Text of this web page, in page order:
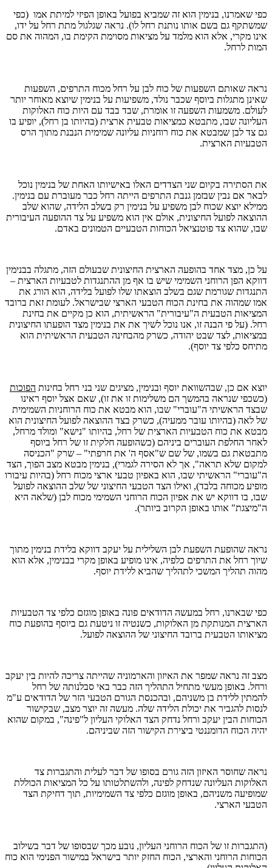
כפי שאמרנו, בנימין הוא זה שמביא בפועל באופן הפיזי למיתת אמו (כפי
שמשתקף גם בשם אותו נותנת רחל לו). נראה שגלגול מתת רחל על ידו,
אינו מקרי, אלא הוא מלמד על מציאות מסוימת הקימת בו, המהוה את סם
המות לרחל.
נראה שאותם השפעות של כוח לבן על רחל מכוח התרפים, השפעות
שאינן מתגלות ביוסף שכבר נולד, משפיעות על בנימין שיוצא מאוחר יותר
לעולם. משמעות השפעה זו אומרת, שבד בבד עם היות כוח האלוקות
העליונה שבו, מתבטא כמציאות טבעית ארצית (בהיותו בן רחל), יופיע בו
גם צד לבן שמבטא את כוח רוחניות עליונה שמימית הנבנת מתוך הרס
הטבעיות הארצית.
את הסתירה בקיום שני הצדדים האלו באישיותו האחת של בנימין נוכל
לבאר אם נבין שבזמן גנבת התרפים הייתה רחל כבר מעוברת עם בנימין.
ממילא יוצא שכוח לבן משפיע על בנימין רק בשלב הלידה, שהוא שלב
ההוצאה לפועל החיצונית, אולם אין הוא משפיע על צד ההופעה העיבורית
שבו, שהוא צד פוטנציאל הכוחות הטבעיים הטמונים באדם.
על כן, מצד אחד בהופעה הארצית החיצונית שבעולם הזה, מתגלה בבנימין
דווקא הפן הרוחני השמימי שיש בו אף מן ההתנגדות לטבעיות הארצית –
התנגדות שגורמת שגם בשלב הוצאתו שלו לפועל בלידה, הוא הורג את
אמו שמהוה את בחינת הכוח הטבעי הארצי שבישראל. לעומת זאת ברובד
המציאות הטבעית ה"עיבורית" הראשיתית, הוא כן מקיים את בחינת
רחל. (על פי הבנה זו, אנו נוכל לשיך את את בנימין מצד הופעתו החיצונית
במציאות, לצד שבט יהודה, כשרק מהבחינה הטבעית הראשיתית הוא
מתיחס כלפי צד יוסף).
יוצא אם כן, שבהשוואת יוסף ובנימין, מציגים שני בני רחל בחינות הפוכות
(כשכפי שנראה בהמשך הם משלימות זו את זו), שאם אצל יוסף ראינו
שבצד הראשיתי ה"עוברי" שבו, הוא מבטא את כוח הרוחניות השמימית
של לאה (בהיותו עובר ממעיה), כשרק בצד ההוצאה לפועל החיצונית הוא
מבטא את כוח הטבעיות הארצית של רחל, בהיותו "נישא" ומולד מרחל,
לאחר החלפת העוברים ביניהם (כשהופעה חלקית זו של רחל ביוסף
מתבטאת גם בשמו, של שם ש"אסף ה' את חרפתי" – שרק "הכניסה
למקום שלא תראה", אך לא הסירה לגמרי), בנימין מבטא מצב הפוך, הצד
ה"עוברי" הראשיתי שבו, הוא באפיון טבעי ארצי מכוח רחל (בהיות עיבורו
מופיע מכוחה בלבד), ואילו הצד הטבעי החיצוני של שלב ההוצאה לפועל
שבו, בו דווקא יש את אפיון הכוח הרוחני השמימי מכוח לבן (שלאה היא
ה"מיצגת" אותו באופן הקרוב ביותר).
נראה שהופעת השפעת לבן השלילית על יעקב דווקא בלידת בנימין מתוך
שיוך רחל את התרפים כלפיה, אינו מופיע באופן מקרי בבנימין, אלא הוא
מהוה תהליך המשכי לתהליך שהביא ללידת יוסף.
כפי שבארנו, רחל במעשה הדודאים פונה באופן מוגזם כלפי צד הטבעיות
הארצית המנותקת מן האלוקות, כשנטיה זו ניטעת גם ביוסף בהופעת כוח
מציאותו הטבעית ברובד החיצוני של ההוצאה לפועל.
מצב זה נראה שמפר את האיזון והארמוניה שהייתה צריכה להיות בין יעקב
ורחל. באופן מעשי מתחיל התהליך הזה כבר באי סבלנותה של רחל
להמתין ללידת בן משניהם, ובהכנסת הגורם הטבעי הזר של הדודאים ע"מ
לנסות להגביר את יכולת הלידה שלה. מעשה זה יוצר מצב, שבקישור
הכוחות הבין יעקב ורחל נדחק הצד האלוקי העליון ל"פינה", במקום שהוא
יהיה הכוח הדומננטי ביצירת הקישור הזה שביניהם.
נראה שחוסר האיזון הזה גורם בסופו של דבר לעלית והתגברות צד
האלוקות העליונה שנדחק לפינה, ולהשתלטותו על כל המציאות הכוללת
שמופיעה משניהם, באופן מוגזם כלפי צד השמימיות, תוך דחיקת הצד
הטבעי הארצי.
(התגברות זו של הכוח הרוחני העליון, נובע מכך שבסופו של דבר בשילוב
הכוחות הרוחני והארצי, הכוח החזק יותר בישראל במישור הפנימי הוא כוח